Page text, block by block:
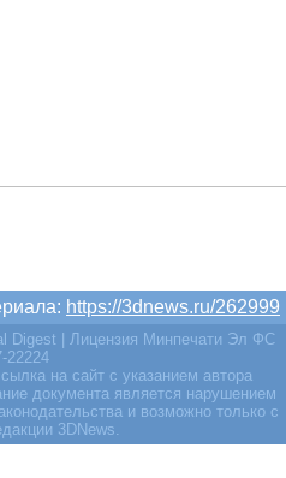
https://3dnews.ru/262999
Digest | Лицензия Минпечати Эл ФС
22224
на сайт с указанием автора
документа является нарушением
и возможно только с
3DNews.